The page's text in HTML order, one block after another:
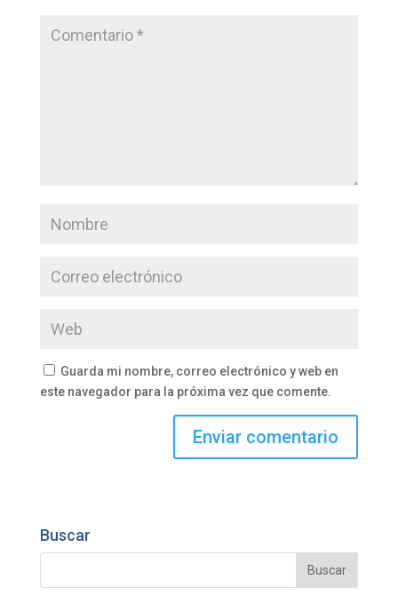
Guarda mi nombre, correo electrónico y web en
este navegador para la próxima vez que comente.
Buscar